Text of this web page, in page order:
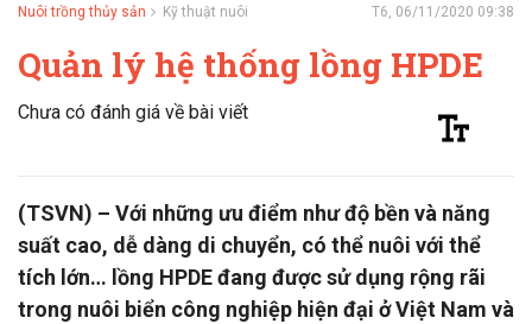
Nuôi trồng thủy sản Kỹ thuật nuôi T6, 06/11/2020 09:38
Quản lý hệ thống lồng HPDE
Chưa có đánh giá về bài viết
(TSVN) – Với những ưu điểm như độ bền và năng
suất cao, dễ dàng di chuyển, có thể nuôi với thể
tích lớn… lồng HPDE đang được sử dụng rộng rãi
trong nuôi biển công nghiệp hiện đại ở Việt Nam và